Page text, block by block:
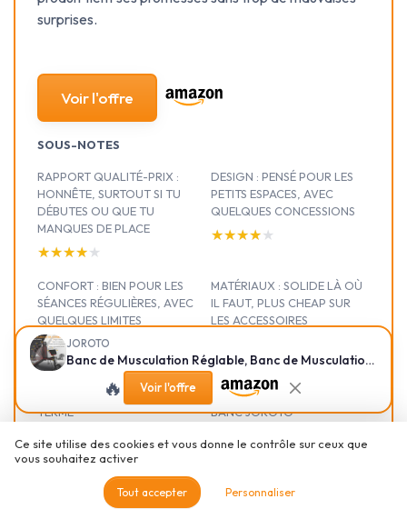
surprises.
Voir l'offre
SOUS-NOTES
RAPPORT QUALITÉ-PRIX :
HONNÊTE, SURTOUT SI TU
DÉBUTES OU QUE TU
MANQUES DE PLACE
★★★★★
★★★★★
DESIGN : PENSÉ POUR LES
PETITS ESPACES, AVEC
QUELQUES CONCESSIONS
★★★★★
★★★★★
CONFORT : BIEN POUR LES
SÉANCES RÉGULIÈRES, AVEC
QUELQUES LIMITES
★★★★★
★★★★★
MATÉRIAUX : SOLIDE LÀ OÙ
IL FAUT, PLUS CHEAP SUR
LES ACCESSOIRES
DURABILITÉ : BONNE BASE, À
CONFIRMER SUR LE LONG
TERME
PRÉSENTATION : CE QUE
PROPOSE VRAIMENT CE
BANC JOROTO
L’ENTRAÎNEMENT :
POLYVALENT ET SUFFISANT
JOROTO
Banc de Musculation Réglable, Banc de Musculation Pliable, Banc de Musculation 350KG Pour la Salle de Sport, Banc d'Haltères Pour la Chaise Romaine
🔥 Voir l'offre
Ce site utilise des cookies et vous donne le contrôle sur ceux que
vous souhaitez activer
Tout accepter Personnaliser